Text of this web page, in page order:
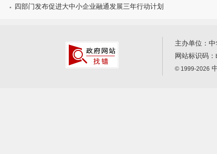
四部门发布促进大中小企业融通发展三年行动计划
主办单位：
网站标识码：
© 1999-2026